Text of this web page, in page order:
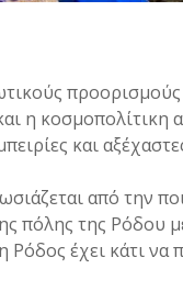
η κοσμοπολίτικη
και
από την
πόλης της Ρόδου
έχει κάτι να